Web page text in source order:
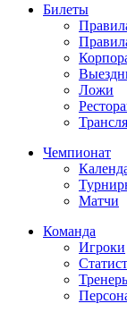
Билеты
Ложи
Чемпионат
Матчи
Команда
Игроки